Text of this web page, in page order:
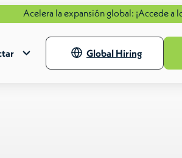
la expansión global: ¡Accede a los
Global Hiring